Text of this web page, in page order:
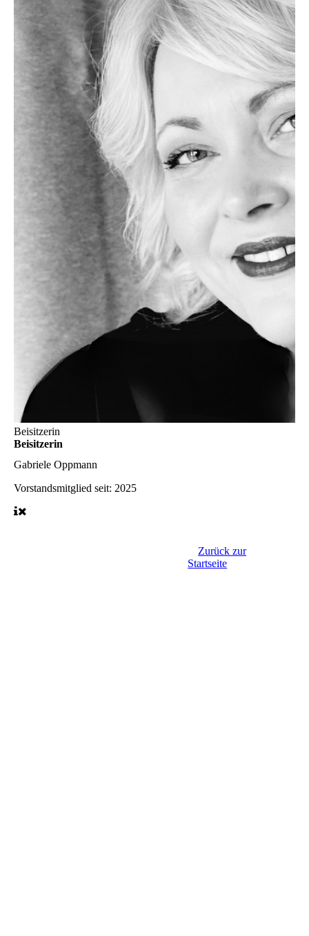
Beisitzerin
Beisitzerin
Gabriele Oppmann
Vorstandsmitglied seit: 2025
Zurück zur
Startseite